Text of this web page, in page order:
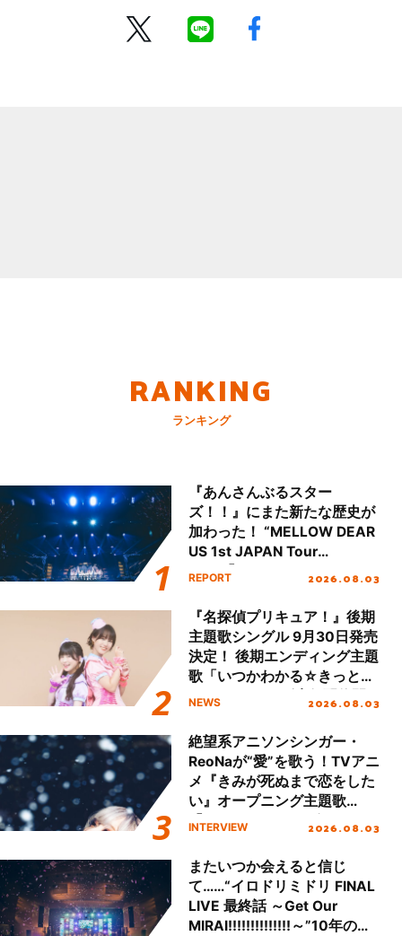
RANKING
ランキング
『あんさんぶるスター
ズ！！』にまた新たな歴史が
加わった！ “MELLOW DEAR
US 1st JAPAN Tour
Final「NICE to meet YOU
ート!!
REPORT 2026.08.03
『名探偵プリキュア！』後期
主題歌シングル 9月30日発売
決定！ 後期エンディング主題
歌「いつかわかる☆きっとあ
える」TVサイズ先行配信開
NEWS 2026.08.03
絶望系アニソンシンガー・
ReoNaが“愛”を歌う！TVアニ
メ『きみが死ぬまで恋をした
い』オープニング主題歌
「Amore」インタビュー
INTERVIEW 2026.08.03
またいつか会えると信じ
て……“イロドリミドリ FINAL
LIVE 最終話 ～Get Our
MIRAI!!!!!!!!!!!!!!～”10年の活